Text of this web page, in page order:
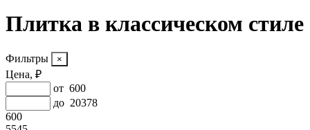
Плитка в классическом стиле
Фильтры
Цена, ₽
от 600
до 20378
600